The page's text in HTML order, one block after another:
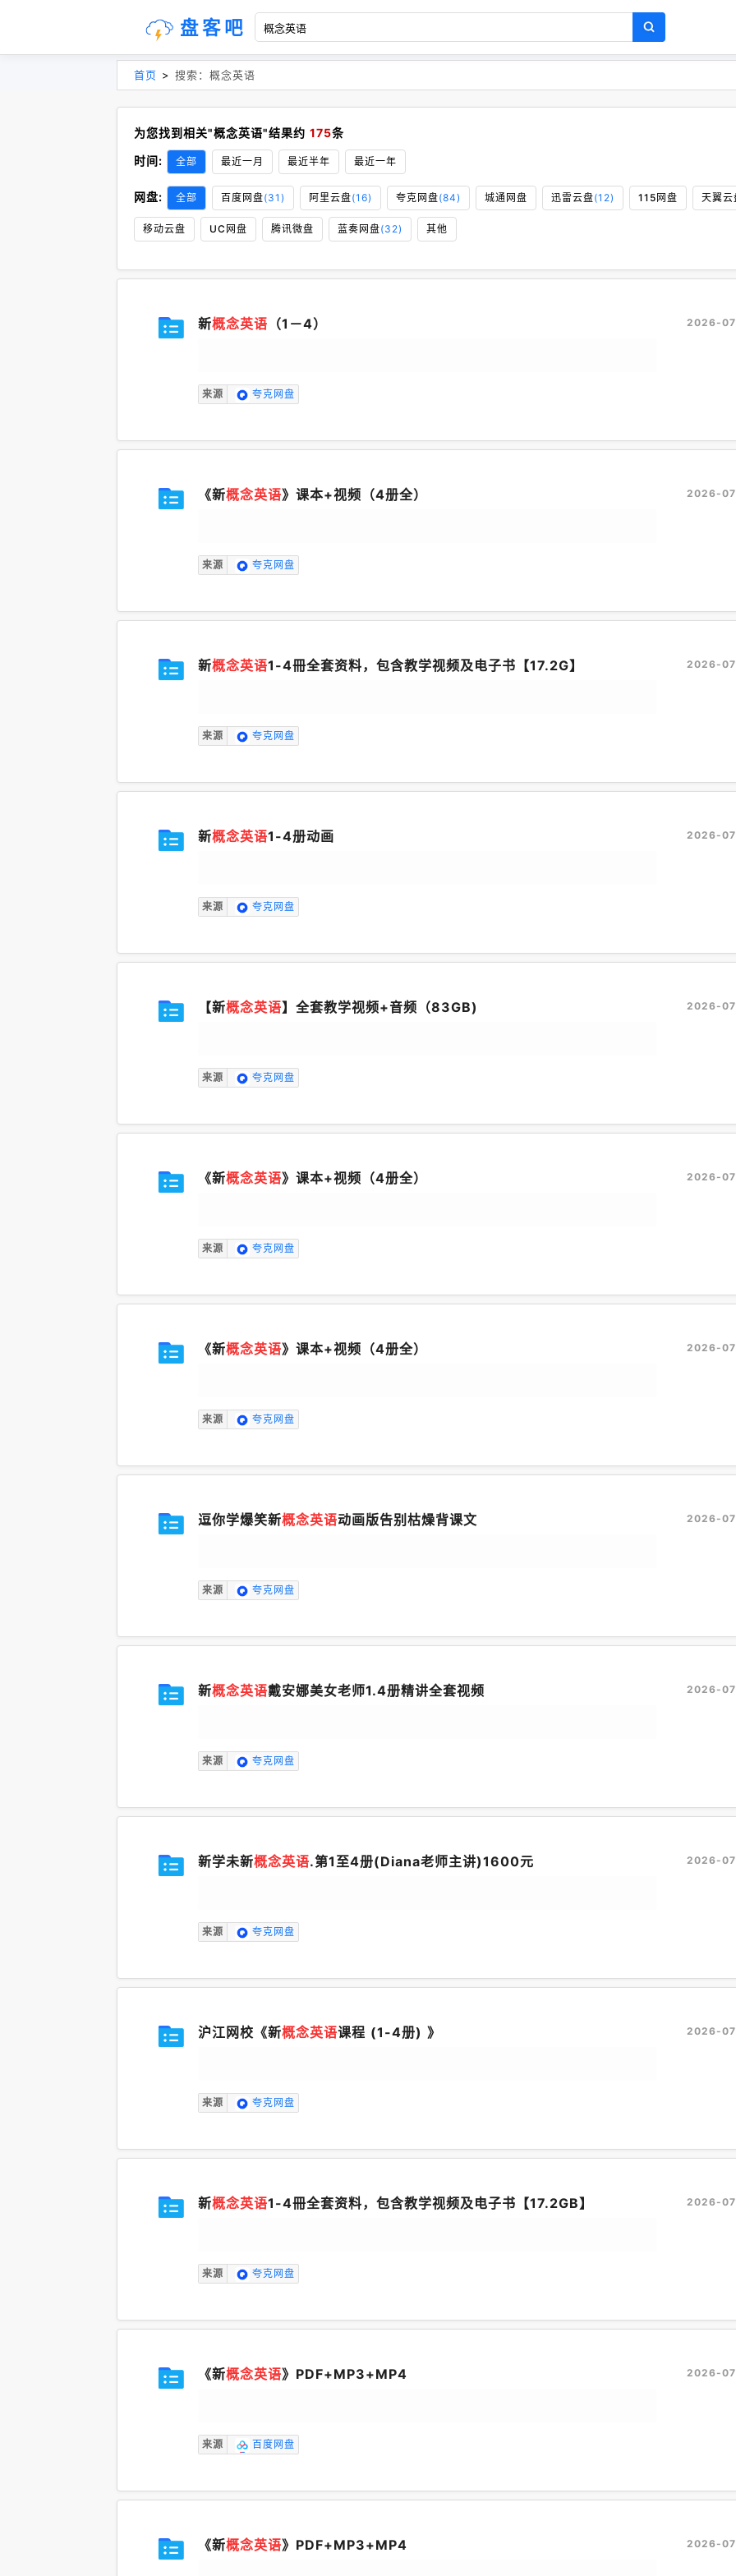
盘客吧
首页 > 搜索：概念英语
为您找到相关"概念英语"结果约 175条
时间:
全部 最近一月 最近半年 最近一年
网盘: 全部 百度网盘(31) 阿里云盘(16) 夸克网盘(84) 城通网盘 迅雷云盘(12) 115网盘 天翼云
移动云盘 UC网盘 腾讯微盘 蓝奏网盘(32) 其他
新概念英语 （1－4）
来源 夸克网盘
2026-
《新概念英语》课本+视频（4册全）
来源 夸克网盘
2026-
新概念英语1-4冊全套资料，包含教学视频及电子书【17.2G】
来源 夸克网盘
2026-
新概念英语1-4册动画
来源 夸克网盘
2026-
【新概念英语】全套教学视频+音频（83GB)
来源 夸克网盘
2026-
《新概念英语》课本+视频（4册全）
来源 夸克网盘
2026-
《新概念英语》课本+视频（4册全）
来源 夸克网盘
2026-
逗你学爆笑新概念英语动画版告别枯燥背课文
来源 夸克网盘
2026-
新概念英语戴安娜美女老师1.4册精讲全套视频
来源 夸克网盘
2026-
新学未新概念英语.第1至4册(Diana老师主讲)1600元
来源 夸克网盘
2026-
沪江网校《新概念英语课程 (1-4册) 》
来源 夸克网盘
2026-
新概念英语1-4冊全套资料，包含教学视频及电子书【17.2GB】
来源 夸克网盘
2026-
《新概念英语》PDF+MP3+MP4
来源 百度网盘
2026-
《新概念英语》PDF+MP3+MP4 2026-